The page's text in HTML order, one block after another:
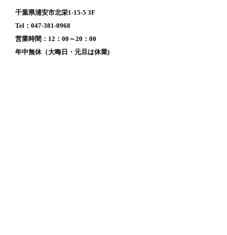
千葉県浦安市北栄1-15-5 3F
Tel：047-381-0968
営業時間：12：00～20：00
年中無休（大晦日・元旦は休業)